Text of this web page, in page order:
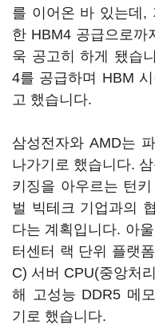
를 이어온 바 있는데 ,
한 HBM4 공급으로까
욱 공고히 하게 됐습
4를 공급하며 HBM
고 했습니다.
삼성전자와 AMD는
나가기로 했습니다.
키징을 아우르는 턴
벌 빅테크 기업과의
다는 계획입니다. 아
터센터 랙 단위 플랫폼
C) 서버 CPU(중앙처
해 고성능 DDR5 메
기로 했습니다.